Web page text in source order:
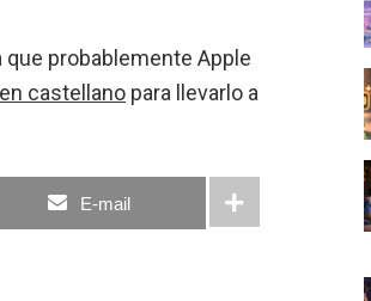
probablemente Apple
castellano para llevarlo a
E-mail